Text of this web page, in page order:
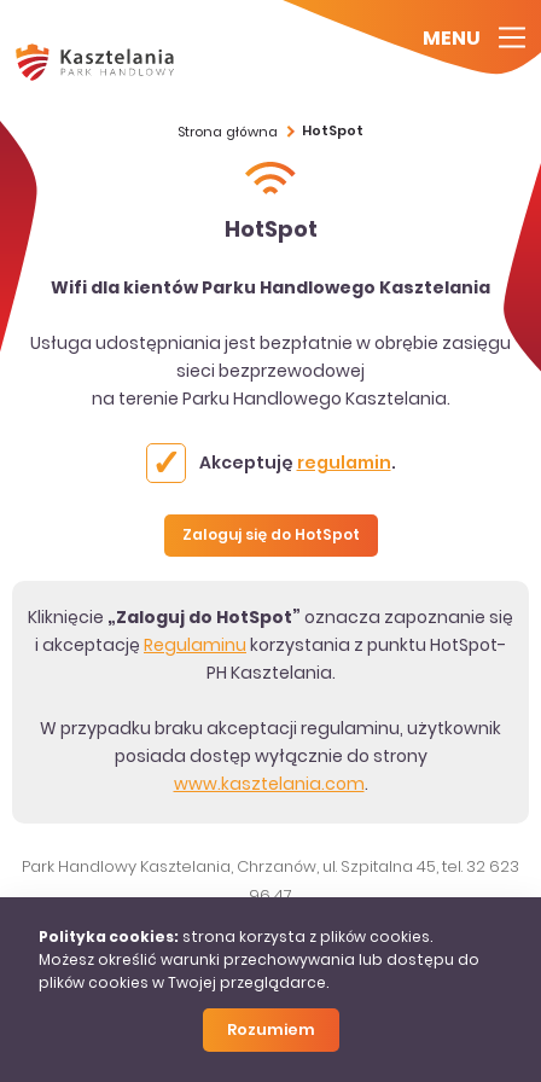
MENU
Strona główna HotSpot
HotSpot
Wifi dla kientów Parku Handlowego Kasztelania
Usługa udostępniania jest bezpłatnie w obrębie zasięgu
sieci bezprzewodowej
na terenie Parku Handlowego Kasztelania.
Akceptujęregulamin.
Zaloguj się do HotSpot
Kliknięcie „Zaloguj do HotSpot”oznacza zapoznanie się
i akceptacjęRegulaminukorzystania z punktu HotSpot-
PH Kasztelania.
W przypadku braku akceptacji regulaminu, użytkownik
posiada dostęp wyłącznie do strony
www.kasztelania.com.
Park Handlowy Kasztelania, Chrzanów, ul. Szpitalna 45, tel. 32 623
96 47
COPYRIGHT© 2020, ALL RIGHTS RESERVED.
Polityka cookies: strona korzysta z plików cookies.
Możesz określić warunki przechowywania lub dostępu do
plików cookies w Twojej przeglądarce.
Rozumiem